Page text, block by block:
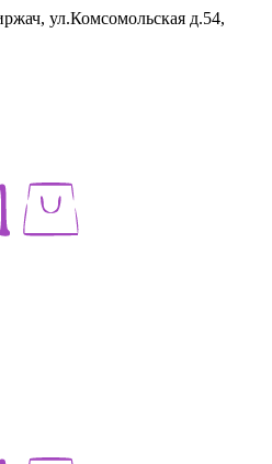
ул.Комсомольская д.54,